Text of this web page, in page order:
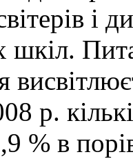
і
шкіл.
р.
% в